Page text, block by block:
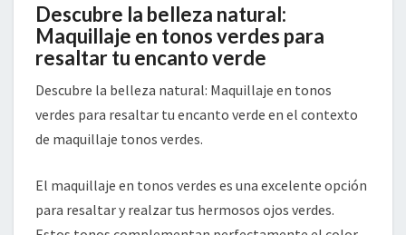
Descubre la belleza natural:
Maquillaje en tonos verdes para
resaltar tu encanto verde
Descubre la belleza natural: Maquillaje en tonos
verdes para resaltar tu encanto verde en el contexto
de maquillaje tonos verdes.
El maquillaje en tonos verdes es una excelente opción
para resaltar y realzar tus hermosos ojos verdes.